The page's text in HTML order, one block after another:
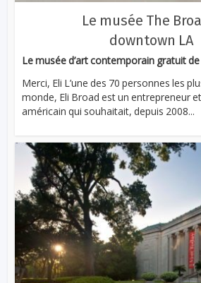
Le musée The
downtown LA
Le musée d’art contemporain gratuit
Merci, Eli L’une des 70 personnes les
monde, Eli Broad est un entrepreneur
américain qui souhaitait, depuis 2008...